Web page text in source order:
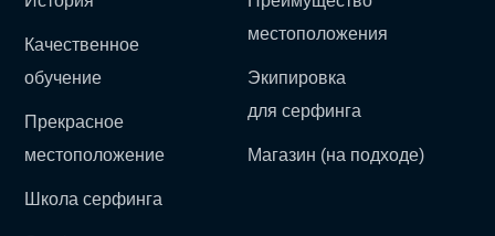
Качественное
обучение
Прекрасное
местоположение
Школа серфинга
местоположения
Экипировка
для серфинга
Магазин (на подходе)